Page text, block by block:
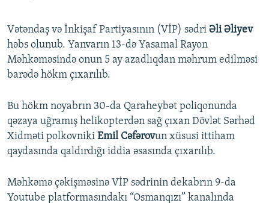
Vətəndaş və İnkişaf Partiyasının (VİP) sədri Əli Əliyev
həbs olunub. Yanvarın 13-də Yasamal Rayon
Məhkəməsində onun 5 ay azadlıqdan məhrum edilməsi
barədə hökm çıxarılıb.
Bu hökm noyabrın 30-da Qaraheybət poliqonunda
qəzaya uğramış helikopterdən sağ çıxan Dövlət Sərhəd
Xidməti polkovniki Emil Cəfərovun xüsusi ittiham
qaydasında qaldırdığı iddia əsasında çıxarılıb.
Məhkəmə çəkişməsinə VİP sədrinin dekabrın 9-da
Youtube platformasındakı “Osmanqızı” kanalında